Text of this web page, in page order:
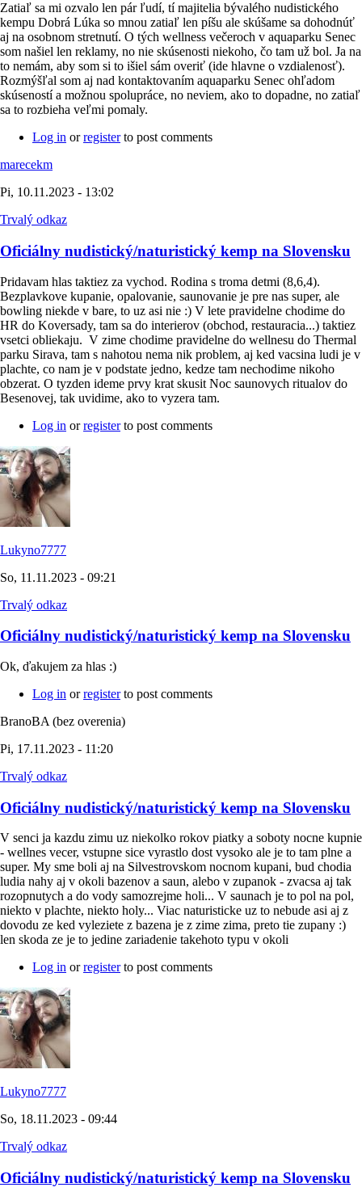
Zatiaľ sa mi ozvalo len pár ľudí, tí majitelia bývalého nudistického
kempu Dobrá Lúka so mnou zatiaľ len píšu ale skúšame sa dohodnúť
aj na osobnom stretnutí. O tých wellness večeroch v aquaparku Senec
som našiel len reklamy, no nie skúsenosti niekoho, čo tam už bol. Ja na
to nemám, aby som si to išiel sám overiť (ide hlavne o vzdialenosť).
Rozmýšľal som aj nad kontaktovaním aquaparku Senec ohľadom
skúseností a možnou spolupráce, no neviem, ako to dopadne, no zatiaľ
sa to rozbieha veľmi pomaly.
Log in orregisterto post comments
marecekm
Pi, 10.11.2023 - 13:02
Trvalý odkaz
Oficiálny nudistický/naturistický kemp na Slovensku
Pridavam hlas taktiez za vychod. Rodina s troma detmi (8,6,4).
Bezplavkove kupanie, opalovanie, saunovanie je pre nas super, ale
bowling niekde v bare, to uz asi nie :) V lete pravidelne chodime do
HR do Koversady, tam sa do interierov (obchod, restauracia...) taktiez
vsetci obliekaju. V zime chodime pravidelne do wellnesu do Thermal
parku Sirava, tam s nahotou nema nik problem, aj ked vacsina ludi je v
plachte, co nam je v podstate jedno, kedze tam nechodime nikoho
obzerat. O tyzden ideme prvy krat skusit Noc saunovych ritualov do
Besenovej, tak uvidime, ako to vyzera tam.
Log in orregisterto post comments
Lukyno7777
So, 11.11.2023 - 09:21
Trvalý odkaz
Oficiálny nudistický/naturistický kemp na Slovensku
Ok, ďakujem za hlas :)
Log in orregisterto post comments
BranoBA (bez overenia)
Pi, 17.11.2023 - 11:20
Trvalý odkaz
Oficiálny nudistický/naturistický kemp na Slovensku
V senci ja kazdu zimu uz niekolko rokov piatky a soboty nocne kupnie
- wellnes vecer, vstupne sice vyrastlo dost vysoko ale je to tam plne a
super. My sme boli aj na Silvestrovskom nocnom kupani, bud chodia
ludia nahy aj v okoli bazenov a saun, alebo v zupanok - zvacsa aj tak
rozopnutych a do vody samozrejme holi... V saunach je to pol na pol,
niekto v plachte, niekto holy... Viac naturisticke uz to nebude asi aj z
dovodu ze ked vyleziete z bazena je z zime zima, preto tie zupany :)
len skoda ze je to jedine zariadenie takehoto typu v okoli
Log in orregisterto post comments
Lukyno7777
So, 18.11.2023 - 09:44
Trvalý odkaz
Oficiálny nudistický/naturistický kemp na Slovensku